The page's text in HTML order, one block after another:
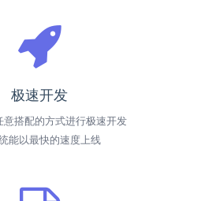
极速开发
意搭配的方式进行极速开发
能以最快的速度上线